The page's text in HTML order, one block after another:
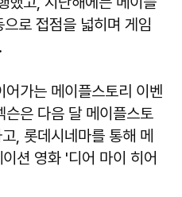
로 접점을 넓히며 게임
가는 메이플스토리 이벤
은 다음 달 메이플스토
, 롯데시네마를 통해 메
션 영화 '디어 마이 히어